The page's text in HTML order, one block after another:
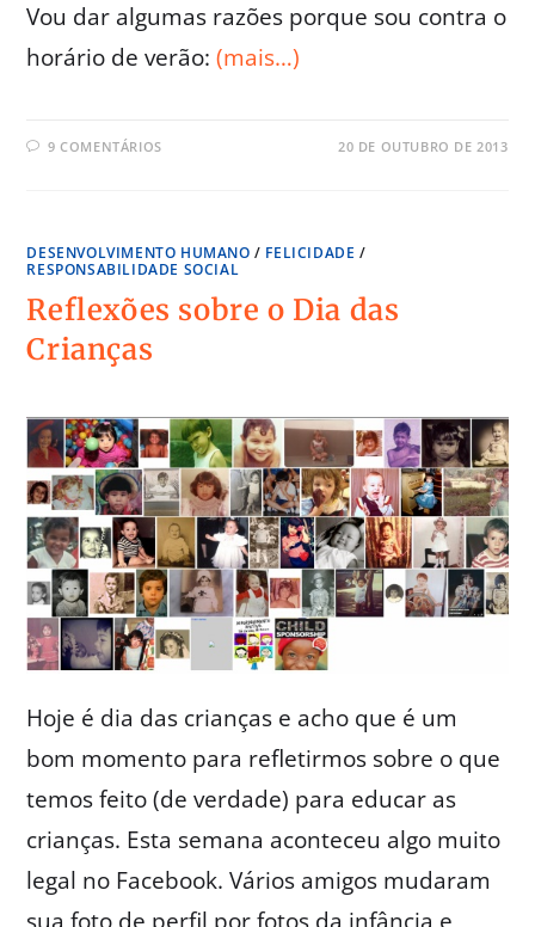
Vou dar algumas razões porque sou contra o
horário de verão:(mais…)
9 COMENTÁRIOS 20 DE OUTUBRO DE 2013
DESENVOLVIMENTO HUMANO / FELICIDADE /
RESPONSABILIDADE SOCIAL
Reflexões sobre o Dia das
Crianças
Hoje é dia das crianças e acho que é um
bom momento para refletirmos sobre o que
temos feito (de verdade) para educar as
crianças. Esta semana aconteceu algo muito
legal no Facebook. Vários amigos mudaram